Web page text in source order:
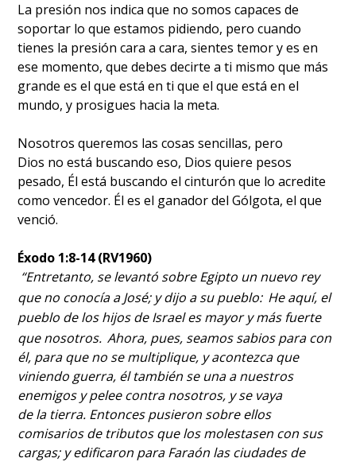
La presión nos indica que no somos capaces de
soportar lo que estamos pidiendo, pero cuando
tienes la presión cara a cara, sientes temor y es en
ese momento, que debes decirte a ti mismo que más
grande es el que está en ti que el que está en el
mundo, y prosigues hacia la meta.
Nosotros queremos las cosas sencillas, pero
Dios no está buscando eso, Dios quiere pesos
pesado, Él está buscando el cinturón que lo acredite
como vencedor. Él es el ganador del Gólgota, el que
venció.
Éxodo 1:8-14 (RV1960)
“Entretanto, se levantó sobre Egipto un nuevo rey
que no conocía a José; y dijo a su pueblo: He aquí, el
pueblo de los hijos de Israel es mayor y más fuerte
que nosotros. Ahora, pues, seamos sabios para con
él, para que no se multiplique, y acontezca que
viniendo guerra, él también se una a nuestros
enemigos y pelee contra nosotros, y se vaya
de la tierra. Entonces pusieron sobre ellos
comisarios de tributos que los molestasen con sus
cargas; y edificaron para Faraón las ciudades de